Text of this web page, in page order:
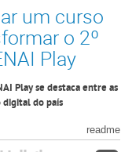
um curso
o 2º
Play
Play se destaca entre as
digital do país
readme